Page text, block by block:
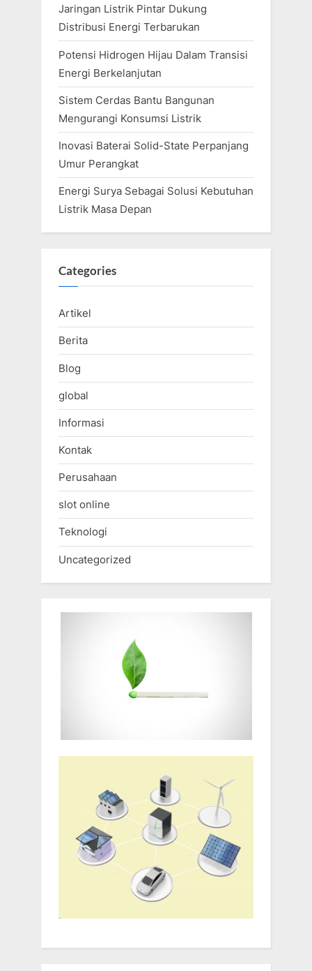
Jaringan Listrik Pintar Dukung
Distribusi Energi Terbarukan
Potensi Hidrogen Hijau Dalam Transisi
Energi Berkelanjutan
Sistem Cerdas Bantu Bangunan
Mengurangi Konsumsi Listrik
Inovasi Baterai Solid-State Perpanjang
Umur Perangkat
Energi Surya Sebagai Solusi Kebutuhan
Listrik Masa Depan
Categories
Artikel
Berita
Blog
global
Informasi
Kontak
Perusahaan
slot online
Teknologi
Uncategorized